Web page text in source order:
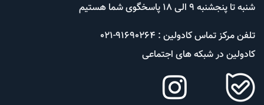
شنبه تا پنجشنبه 9 الی 18 پاسخگوی شما هستیم
تلفن مرکز تماس کادولین : 91690264-021
کادولین در شبکه های اجتماعی